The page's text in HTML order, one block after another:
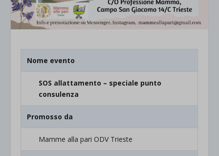
Nome evento
SOS allattamento – speciale punto
consulenza
Promosso da
Mamme alla pari ODV Trieste